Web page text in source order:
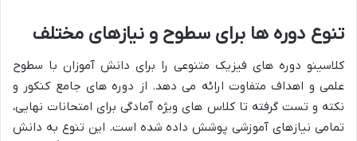
تنوع دوره ها برای سطوح و نیازهای مختلف
کلاسینو دوره های فیزیک متنوعی را برای دانش آموزان با سطوح
علمی و اهداف متفاوت ارائه می دهد. از دوره های جامع کنکور و
نکته و تست گرفته تا کلاس های ویژه آمادگی برای امتحانات نهایی،
تمامی نیازهای آموزشی پوشش داده شده است. این تنوع به دانش